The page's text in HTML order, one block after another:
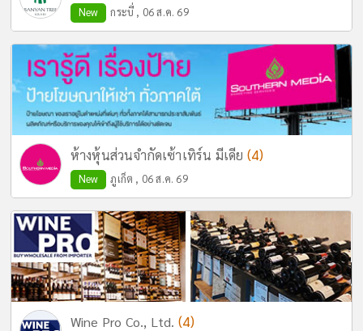
New กระบี่ , 06 ส.ค. 69
ห้างหุ้นส่วนจำกัดเซ้าเทิร์น มีเดีย (4)
New ภูเก็ต , 06 ส.ค. 69
Wine Pro Co., Ltd. (4)